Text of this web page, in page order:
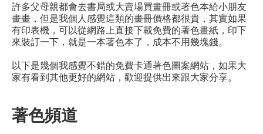
許多父母親都會去書局或大賣場買畫冊或著色本給小朋友
畫畫，但是我個人感覺這類的畫冊價格都很貴，其實如果
有印表機，可以從網路上直接下載免費的著色畫紙，印下
來裝訂一下，就是一本著色本了，成本不用幾塊錢。
以下是幾個我感覺不錯的免費卡通著色圖案網站，如果大
家有看到其他更好的網站，歡迎提供出來跟大家分享。
著色頻道